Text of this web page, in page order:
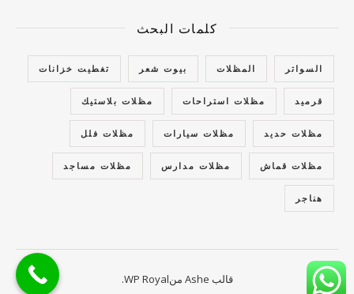
كلمات البحث
السواتر المظلات بيوت شعر تغطيت خزانات
قرميد مظلات استراحات مظلات بلاستيك
مظلات حديد مظلات سيارات مظلات فلل
مظلات قماش مظلات مدارس مظلات مساجد
هناجر
قالب Ashe من WP Royal
.